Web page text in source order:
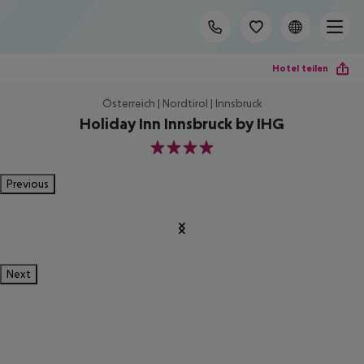
Hotel teilen
Österreich | Nordtirol | Innsbruck
Holiday Inn Innsbruck by IHG
4
Previous
Next